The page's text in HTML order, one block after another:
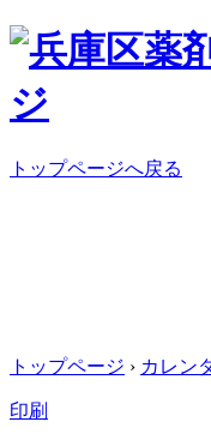
トップページへ戻る
トップページ › カレン
印刷